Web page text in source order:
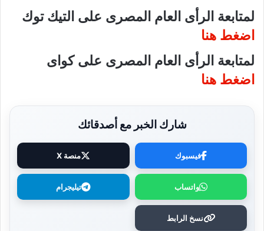
لمتابعة الرأى العام المصرى على التيك توك
اضغط هنا
لمتابعة الرأى العام المصرى على كواى
اضغط هنا
شارك الخبر مع أصدقائك
فيسبوك منصة X
واتساب تيليجرام
نسخ الرابط